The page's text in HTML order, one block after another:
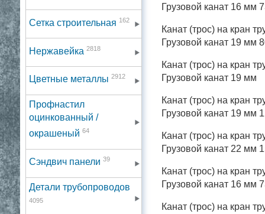
Сетка строительная 162
Нержавейка 2818
Цветные металлы 2912
Профнастил
оцинкованный /
окрашеный 64
Сэндвич панели 39
Детали трубопроводов
4095
Грузовой канат 16
Канат (трос) на кран
Грузовой канат 19
Канат (трос) на кран
Грузовой канат 19
Канат (трос) на кран
Грузовой канат 19
Канат (трос) на кран
Грузовой канат 22
Канат (трос) на кран
Грузовой канат 16
Канат (трос) на кран